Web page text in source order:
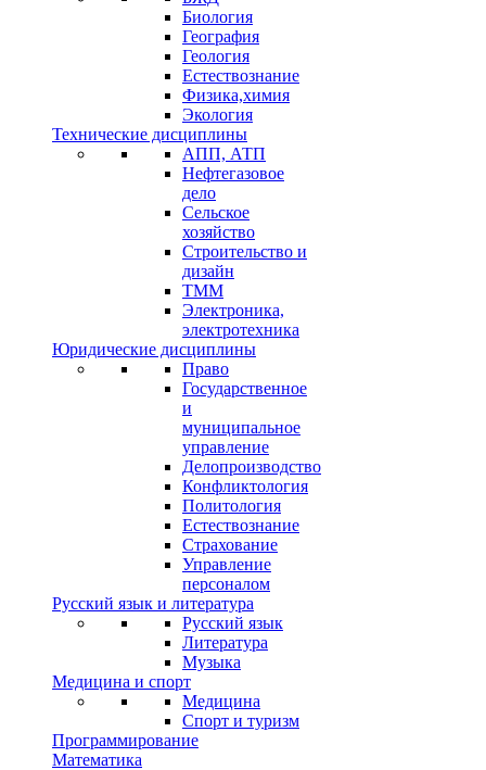
Биология
География
Геология
Естествознание
Физика,химия
Экология
Технические дисциплины
АПП, АТП
Нефтегазовое
дело
Сельское
хозяйство
Строительство и
дизайн
ТММ
Электроника,
электротехника
Юридические дисциплины
Право
Государственное
и
муниципальное
управление
Делопроизводство
Конфликтология
Политология
Естествознание
Страхование
Управление
персоналом
Русский язык и литература
Русский язык
Литература
Музыка
Медицина и спорт
Медицина
Спорт и туризм
Программирование
Математика